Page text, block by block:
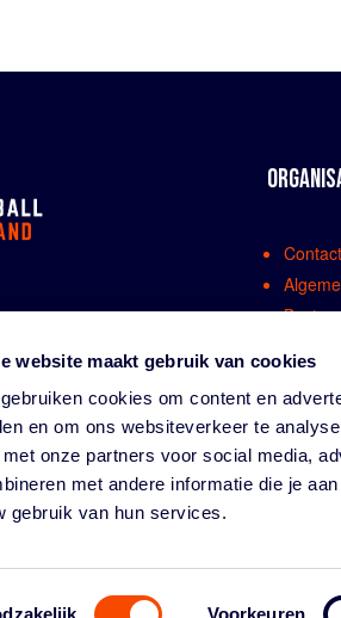
website maakt gebruik van cookies
cookies om content en
en om ons websiteverkeer te
onze partners voor social media,
met andere informatie die je
gebruik van hun services.
Voorkeuren
Contact
Bestuur
Partners